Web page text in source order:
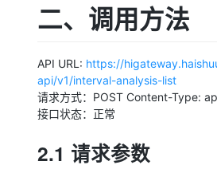
二、调用方法
API URL: https://
api/v1/interval-analysis-list
请求方式：POST Content-Type:
接口状态：正常
2.1 请求参数